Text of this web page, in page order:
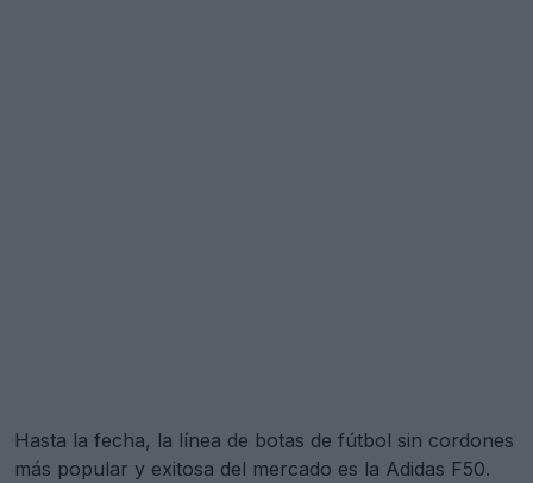
Hasta la fecha, la línea de botas de fútbol sin cordones
más popular y exitosa del mercado es la Adidas F50.